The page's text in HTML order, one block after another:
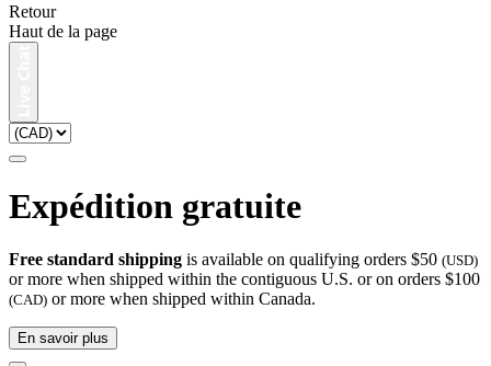
Retour
Haut de la page
Expédition gratuite
Free standard shipping is available on qualifying orders $50 (USD)
or more when shipped within the contiguous U.S. or on orders $100
(CAD) or more when shipped within Canada.
En savoir plus